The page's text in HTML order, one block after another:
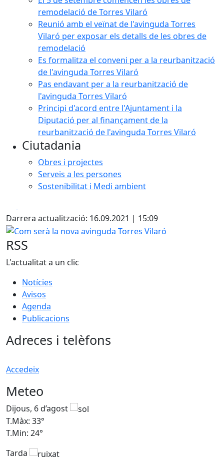
remodelació de Torres Vilaró
Reunió amb el veïnat de l'avinguda Torres
Vilaró per exposar els detalls de les obres de
remodelació
Es formalitza el conveni per a la reurbanització
de l'avinguda Torres Vilaró
Pas endavant per a la reurbanització de
l'avinguda Torres Vilaró
Principi d'acord entre l'Ajuntament i la
Diputació per al finançament de la
reurbanització de l'avinguda Torres Vilaró
Ciutadania
Obres i projectes
Serveis a les persones
Sostenibilitat i Medi ambient
Darrera actualització: 16.09.2021 | 15:09
Com serà la nova avinguda Torres Vilaró
RSS
L'actualitat a un clic
Notícies
Avisos
Agenda
Publicacions
Adreces i telèfons
Accedeix
Meteo
Dijous, 6 d’agost
T.Màx: 33°
T.Min: 24°
Tarda